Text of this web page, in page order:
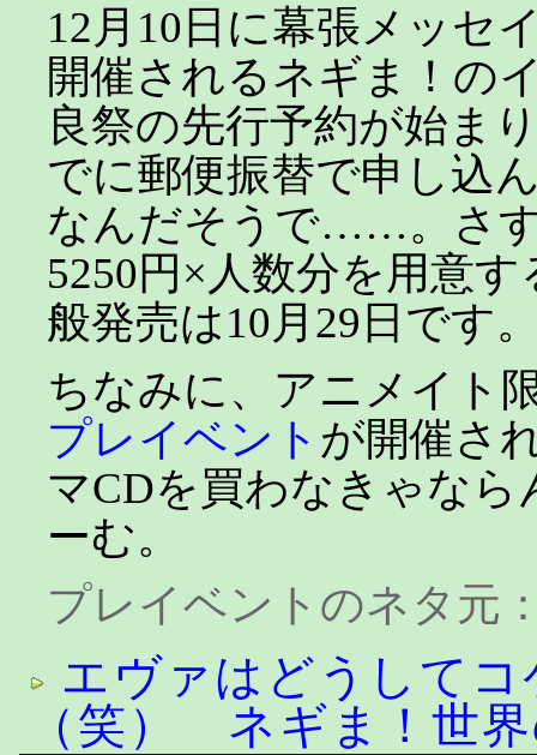
12月10日に幕張メッセ
開催されるネギま！の
良祭の先行予約が始ま
でに郵便振替で申し込
なんだそうで……。さ
5250円×人数分を用意
般発売は10月29日です
ちなみに、アニメイト
プレイベント が開催さ
マCDを買わなきゃなら
ーむ。
プレイベントのネタ元
エヴァはどうして
（笑） ネギま！世